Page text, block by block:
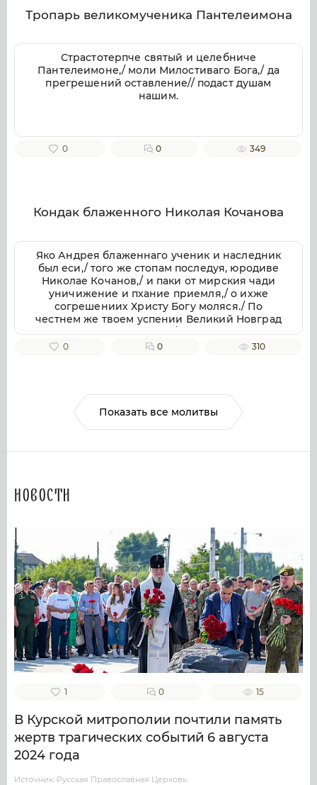
Тропарь великомученика Пантелеимона
Страстотерпче святый и целебниче
Пантелеимоне,/ моли Милостиваго Бога,/ да
прегрешений оставление// подаст душам
нашим.
0 0 349
Кондак блаженного Николая Кочанова
Яко Андрея блаженнаго ученик и наследник
был еси,/ того же стопам последуя, юродиве
Николае Кочанов,/ и паки от мирския чади
уничижение и пхание приемля,/ о ихже
согрешениих Христу Богу моляся./ По
честнем же твоем успении Великий Новград
имать мощи твоя в себе,/ яко неистощимое
сокровище,/ подаеши бо исцеление/ с верою
0 0 310
Показать все молитвы
Новости
1 0 15
В Курской митрополии почтили память
жертв трагических событий 6 августа
2024 года
Источник: Русская Православная Церковь